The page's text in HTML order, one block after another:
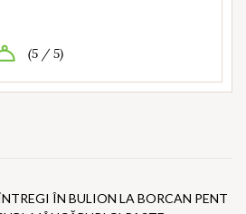
(5 / 5)
ÎN BULION LA BORCAN PENT